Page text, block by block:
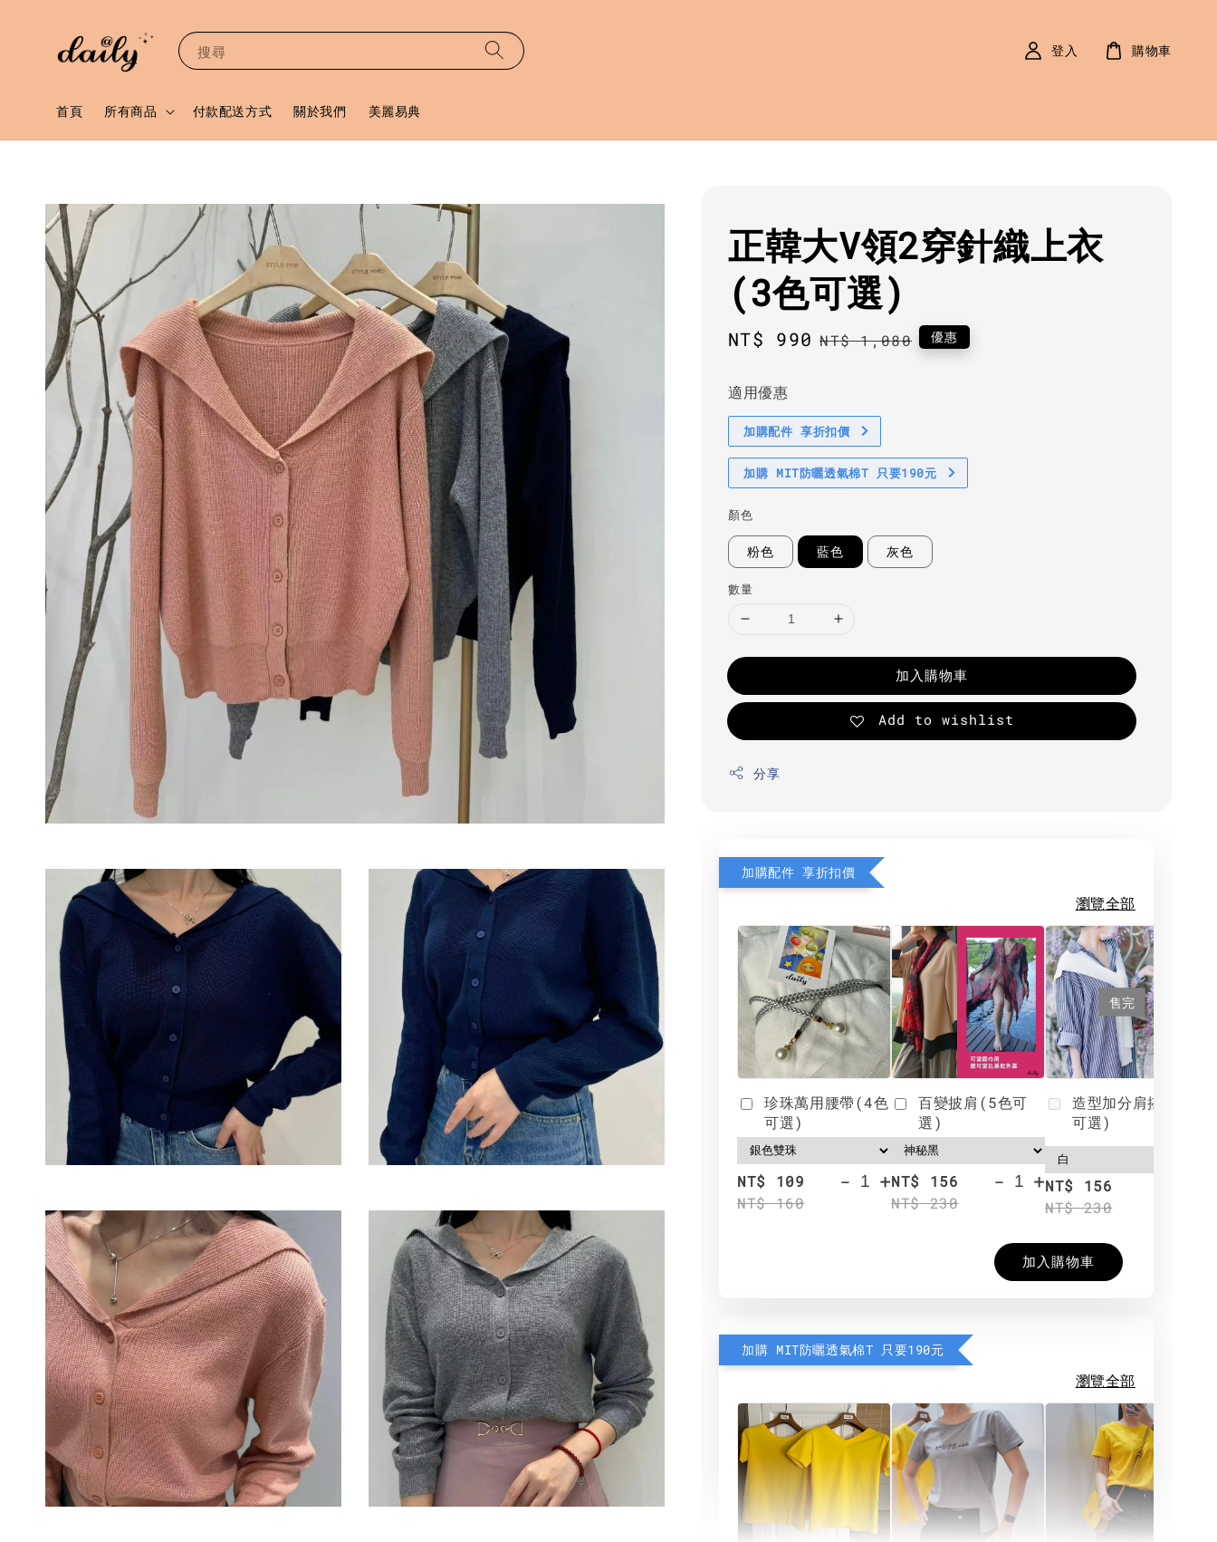
搜尋
首頁 所有商品 付款配送方式 關於我們 美麗易典
登入 購物車
正韓大V領2穿針織上衣
(3色可選)
Sale
NT$ 990 Regular
NT$ 1,080 優惠
適用優惠
加購配件 享折扣價
加購 MIT防曬透氣棉T 只要190元
顏色
粉色 藍色 灰色
數量
加入購物車
Add to wishlist
分享
加購配件 享折扣價
瀏覽全部
珍珠萬用腰帶(4色
可選)
NT$ 109
NT$ 160
- +
百變披肩(5色可
選)
NT$ 156
NT$ 230
- +
售完
造型加分肩搭(4色
可選)
NT$ 156
NT$ 230
加入購物車
加購 MIT防曬透氣棉T 只要190元
瀏覽全部